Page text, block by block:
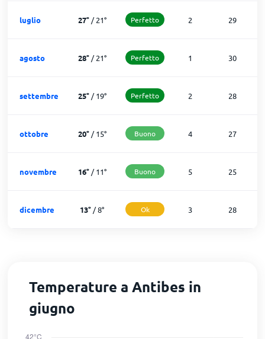
luglio 27°/21° Perfetto 2 29
agosto 28°/21° Perfetto 1 30
settembre 25°/19° Perfetto 2 28
ottobre 20°/15° Buono 4 27
novembre 16°/11° Buono 5 25
dicembre 13° /8° Ok 3 28
Temperature a Antibes in
giugno